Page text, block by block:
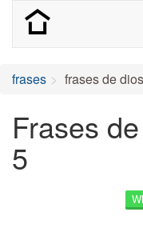
frases frases de
Frases
5